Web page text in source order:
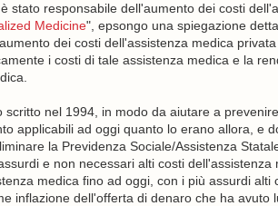
stato responsabile dell'aumento dei costi
Medicine", epsongo una spiegazione
dei costi dell'assistenza medica
i costi di tale assistenza medica e la
scritto nel 1994, in modo da aiutare a
applicabili ad oggi quanto lo erano allora, e
la Previdenza Sociale/Assistenza
e non necessari alti costi
medica fino ad oggi, con i più assurdi
inflazione dell'offerta di denaro che ha avuto